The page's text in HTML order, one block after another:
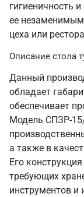
гигиеничность
ее
цеха или
Описание стола
Данный
обладает
обеспечивает
Модель СПЗР-
а также в
Его
требующих
инструментов и